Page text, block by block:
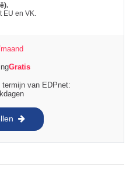
en VK.
Gratis
termijn van EDPnet: